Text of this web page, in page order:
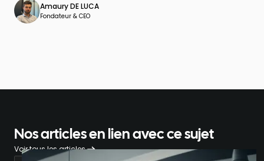
Amaury DE LUCA
Fondateur & CEO
Nos articles en lien avec ce sujet
Voir tous les articles